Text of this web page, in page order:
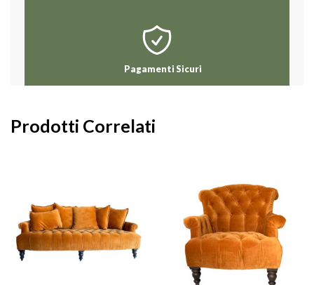
Pagamenti Sicuri
Prodotti Correlati